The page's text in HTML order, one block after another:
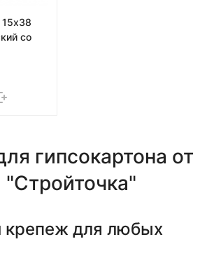
со
гипсокартона от
"Стройточка"
для любых